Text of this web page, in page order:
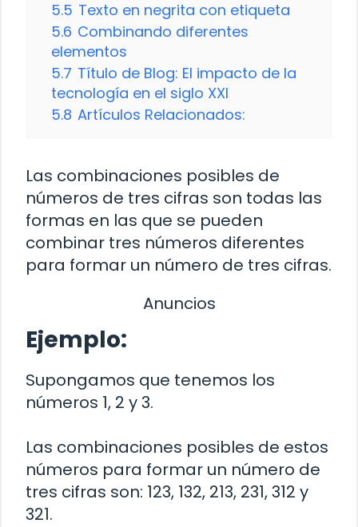
5.5 Texto en negrita con etiqueta
5.6 Combinando diferentes
elementos
5.7 Título de Blog: El impacto de la
tecnología en el siglo XXI
5.8 Artículos Relacionados:
Las combinaciones posibles de
números de tres cifras son todas las
formas en las que se pueden
combinar tres números diferentes
para formar un número de tres cifras.
Anuncios
Ejemplo:
Supongamos que tenemos los
números 1, 2 y 3.
Las combinaciones posibles de estos
números para formar un número de
tres cifras son: 123, 132, 213, 231, 312 y
321.